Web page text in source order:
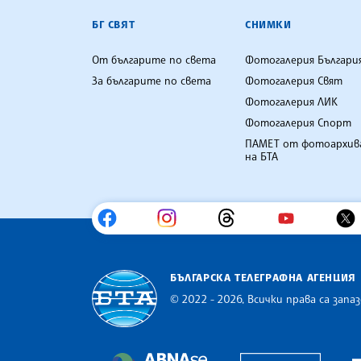
БГ СВЯТ
От българите по света
За българите по света
СНИМКИ
Фотогалерия
Фотогалерия Свят
Фотогалерия ЛИК
Фотогалерия Спорт
ПАМЕТ от
на БТА
БЪЛГАРСКА ТЕЛЕГРАФНА АГЕНЦИЯ
© 2022 - 2026, Всички права са